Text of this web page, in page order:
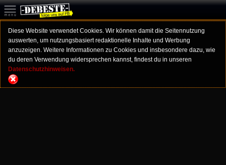
Diese Website verwendet Cookies. Wir können damit die Seitennutzung
auswerten, um nutzungsbasiert redaktionelle Inhalte und Werbung
anzuzeigen. Weitere Informationen zu Cookies und insbesondere dazu, wie
du deren Verwendung widersprechen kannst, findest du in unseren
Datenschutzhinweisen.